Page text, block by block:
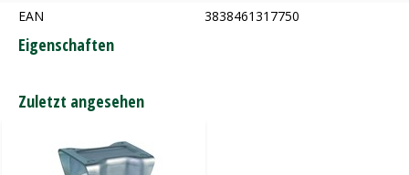
EAN
3838461317750
Eigenschaften
Zuletzt angesehen